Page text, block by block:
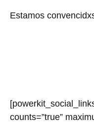
Estamos
counts=”true”